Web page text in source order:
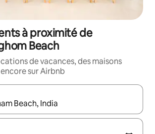
à proximité de
Beach
de vacances, des maisons
sur Airbnb
s'affichent, utilisez les flèches vers le